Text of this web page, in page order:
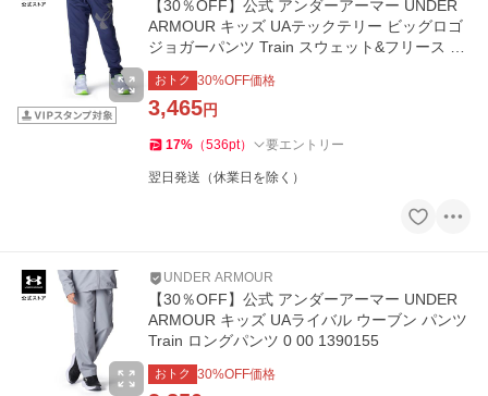
【30％OFF】公式 アンダーアーマー UNDER
ARMOUR キッズ UAテックテリー ビッグロゴ
ジョガーパンツ Train スウェット&フリース ロ
ングパンツ 6007818
おトク 30%OFF価格
3,465円
17% （536pt） 要エントリー
翌日発送（休業日を除く）
UNDER ARMOUR
【30％OFF】公式 アンダーアーマー UNDER
ARMOUR キッズ UAライバル ウーブン パンツ
Train ロングパンツ 0 00 1390155
おトク 30%OFF価格